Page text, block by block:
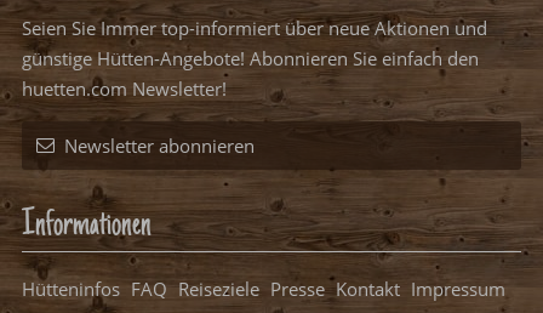
Newsletter abonnieren
Informationen
Hütteninfos FAQ Reiseziele Presse Kontakt Impressum
Datenschutz
Datenschutzeinstellungen
Packliste Hüttenurlaub
Ihre Hütte bei uns eintragen